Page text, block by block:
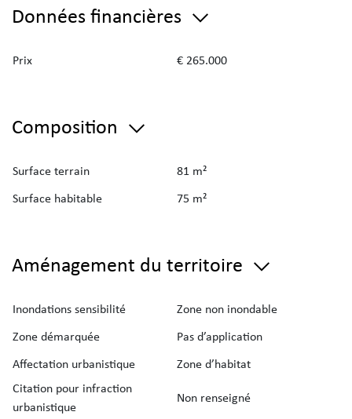
Données financières
Prix € 265.000
Composition
Surface terrain
81 m²
Surface habitable
75 m²
Aménagement du territoire
Inondations sensibilité
Zone non inondable
Zone démarquée
Pas d’application
Affectation urbanistique
Zone d’habitat
Citation pour infraction
urbanistique
Non renseigné